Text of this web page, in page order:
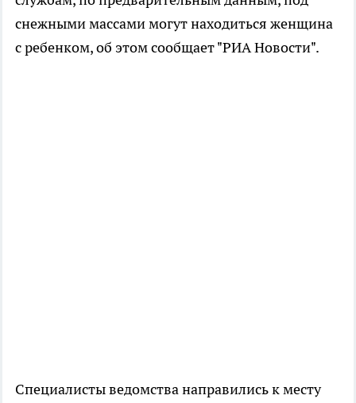
снежными массами могут находиться женщина
с ребенком, об этом сообщает "РИА Новости".
Специалисты ведомства направились к месту